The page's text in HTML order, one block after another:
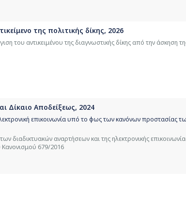
της πολιτικής δίκης, 2026
του αντικειμένου της διαγνωστικής δίκης από την άσκηση
Δίκαιο Αποδείξεως, 2024
επικοινωνία υπό το φως των κανόνων
διαδικτυακών αναρτήσεων και της ηλεκτρονικής
Κανονισμού 679/2016